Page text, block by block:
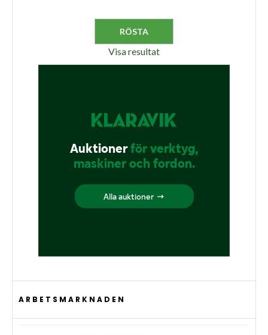
Visa resultat
ARBETSMARKNADEN